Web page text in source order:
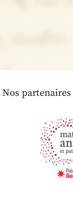
Nos partenaires